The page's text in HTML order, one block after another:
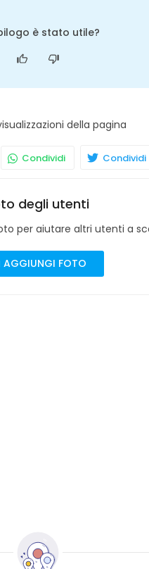
è stato utile?
della pagina
Condividi Condividi
degli utenti
per aiutare altri utenti a
AGGIUNGI FOTO